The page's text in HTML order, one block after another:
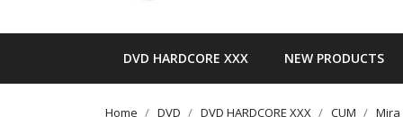
DVD HARDCORE XXX NEW PRODUCTS
Home DVD DVD HARDCORE XXX CUM Mira